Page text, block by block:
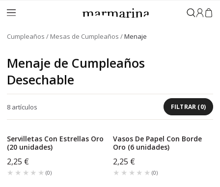
Iniciar
Cumpleaños Mesas de Cumpleaños Menaje
Menaje de Cumpleaños
Desechable
FILTRAR (0)
8 artículos
Servilletas Con Estrellas Oro
(20 unidades)
2,25 €
★★★★★
★★★★★ (0)
Vasos De Papel Con Borde
Oro (6 unidades)
2,25 €
★★★★★
★★★★★ (0)